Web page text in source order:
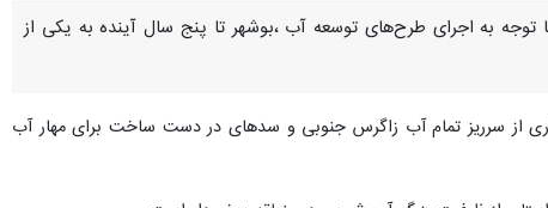
تامین می‌شود اما با توجه به اجرای طرح‌های توسعه آب ،بوشهر تا پنج سال آینده به یکی از
از سرریز تمام آب زاگرس جنوبی و سدهای در دست ساخت برای مهار آب